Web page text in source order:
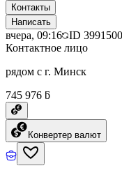
Контакты
Написать
вчера, 09:16 ID 3991500
Контактное лицо
рядом с г. Минск
745 976 ƃ
Конвертер валют